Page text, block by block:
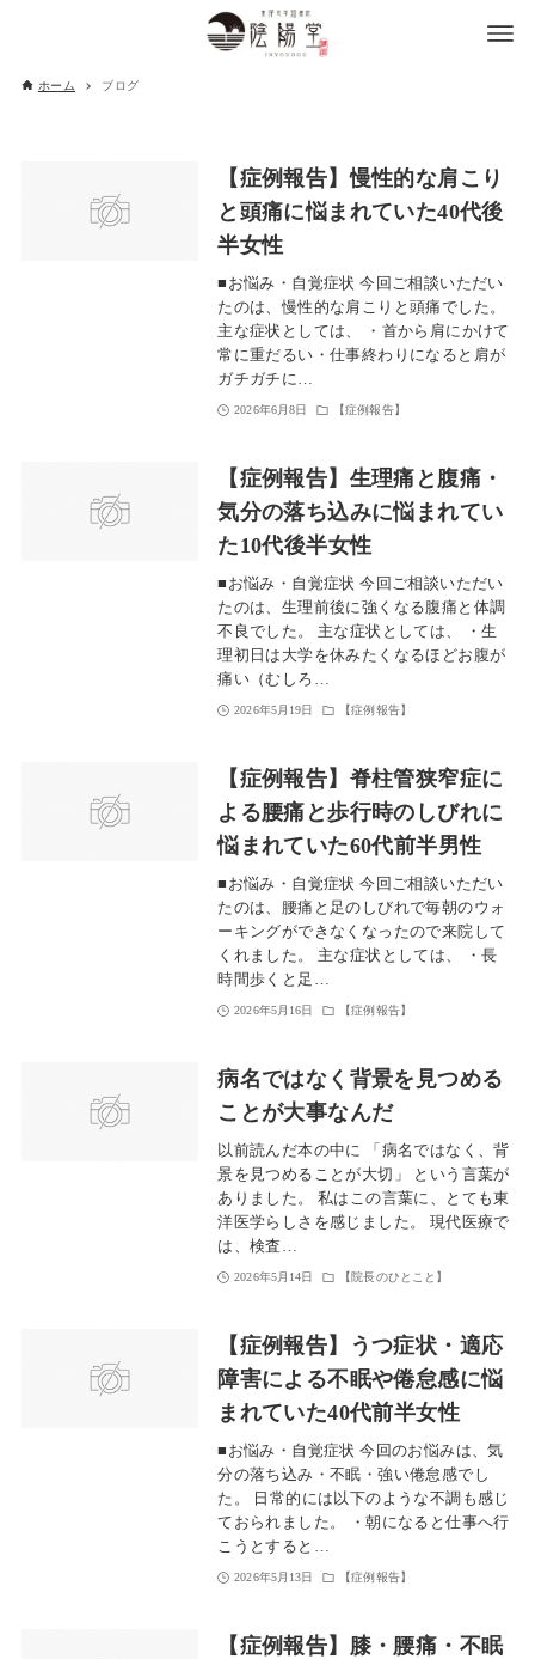
ホーム ブログ
【症例報告】慢性的な肩こり
と頭痛に悩まれていた40代後
半女性
■お悩み・自覚症状 今回ご相談いただい
たのは、慢性的な肩こりと頭痛でした。
主な症状としては、 ・首から肩にかけて
常に重だるい・仕事終わりになると肩が
ガチガチに…
2026年6月8日 【症例報告】
【症例報告】生理痛と腹痛・
気分の落ち込みに悩まれてい
た10代後半女性
■お悩み・自覚症状 今回ご相談いただい
たのは、生理前後に強くなる腹痛と体調
不良でした。 主な症状としては、 ・生
理初日は大学を休みたくなるほどお腹が
痛い（むしろ…
2026年5月19日 【症例報告】
【症例報告】脊柱管狭窄症に
よる腰痛と歩行時のしびれに
悩まれていた60代前半男性
■お悩み・自覚症状 今回ご相談いただい
たのは、腰痛と足のしびれで毎朝のウォ
ーキングができなくなったので来院して
くれました。 主な症状としては、 ・長
時間歩くと足…
2026年5月16日 【症例報告】
病名ではなく背景を見つめる
ことが大事なんだ
以前読んだ本の中に 「病名ではなく、背
景を見つめることが大切」 という言葉が
ありました。 私はこの言葉に、とても東
洋医学らしさを感じました。 現代医療で
は、検査…
2026年5月14日 【院長のひとこと】
【症例報告】うつ症状・適応
障害による不眠や倦怠感に悩
まれていた40代前半女性
■お悩み・自覚症状 今回のお悩みは、気
分の落ち込み・不眠・強い倦怠感でし
た。 日常的には以下のような不調も感じ
ておられました。 ・朝になると仕事へ行
こうとすると…
2026年5月13日 【症例報告】
【症例報告】膝・腰痛・不眠